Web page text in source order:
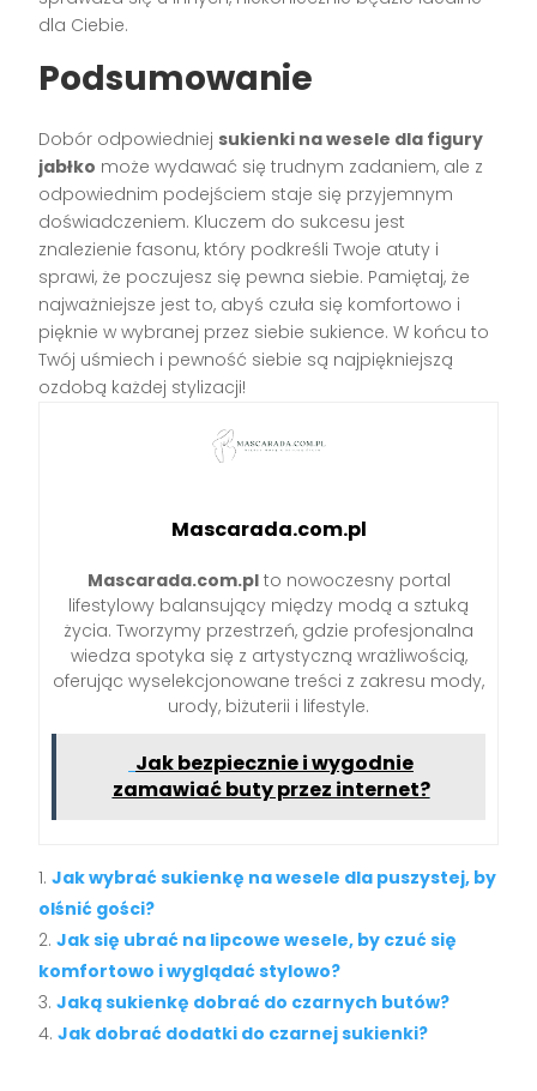
dla Ciebie.
Podsumowanie
Dobór odpowiedniej sukienki na wesele dla figury
jabłko może wydawać się trudnym zadaniem, ale z
odpowiednim podejściem staje się przyjemnym
doświadczeniem. Kluczem do sukcesu jest
znalezienie fasonu, który podkreśli Twoje atuty i
sprawi, że poczujesz się pewna siebie. Pamiętaj, że
najważniejsze jest to, abyś czuła się komfortowo i
pięknie w wybranej przez siebie sukience. W końcu to
Twój uśmiech i pewność siebie są najpiękniejszą
ozdobą każdej stylizacji!
Mascarada.com.pl
Mascarada.com.plto nowoczesny portal
lifestylowy balansujący między modą a sztuką
życia. Tworzymy przestrzeń, gdzie profesjonalna
wiedza spotyka się z artystyczną wrażliwością,
oferując wyselekcjonowane treści z zakresu mody,
urody, biżuterii i lifestyle.
Jak bezpiecznie i wygodnie
zamawiać buty przez internet?
Jak wybrać sukienkę na wesele dla puszystej, by
olśnić gości?
Jak się ubrać na lipcowe wesele, by czuć się
komfortowo i wyglądać stylowo?
Jaką sukienkę dobrać do czarnych butów?
Jak dobrać dodatki do czarnej sukienki?